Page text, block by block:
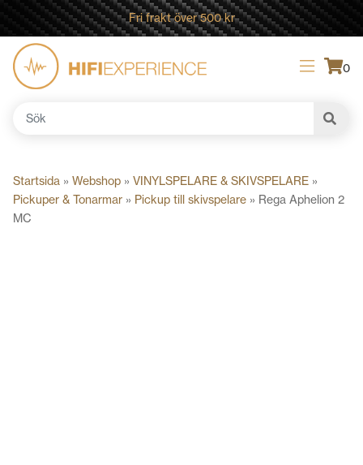
Fri frakt över 500 kr
0
Sök
Startsida » Webshop » VINYLSPELARE & SKIVSPELARE »
Pickuper & Tonarmar » Pickup till skivspelare » Rega Aphelion 2
MC